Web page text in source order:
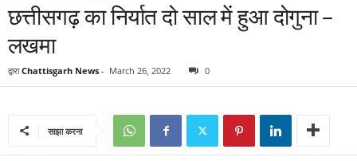
छत्तीसगढ़ का निर्यात दो साल में हुआ दोगुना –
लखमा
द्वारा Chattisgarh News - March 26, 2022 0
साझा करना